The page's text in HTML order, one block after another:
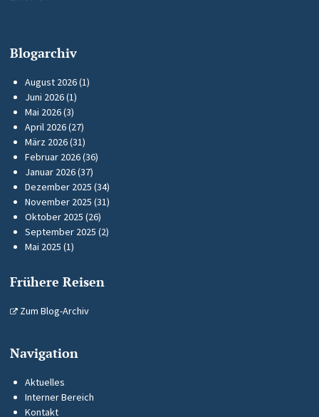
Blogarchiv
August 2026(1)
Juni 2026(1)
Mai 2026(3)
April 2026(27)
März 2026(31)
Februar 2026(36)
Januar 2026(37)
Dezember 2025 (34)
November 2025 (31)
Oktober 2025 (26)
September 2025 (2)
Mai 2025 (1)
Frühere Reisen
Zum Blog-Archiv
Navigation
Aktuelles
Interner Bereich
Kontakt